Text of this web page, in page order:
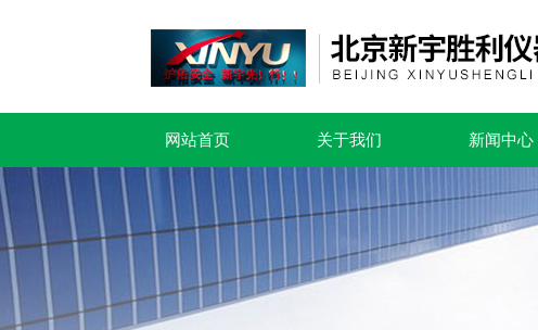
网站首页 关于我们 新闻中心